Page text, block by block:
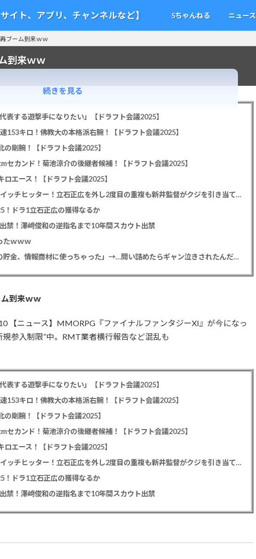
イト、アプリ、チャンネルなど】 5ちゃんねる ニュース
ブーム到来ｗｗ
到来ｗｗ
表する遊撃手になりたい」【ドラフト会議2025】
153キロ！佛教大の本格派右腕！【ドラフト会議2025】
剛腕！【ドラフト会議2025】
セカンド！菊池涼介の後継者候補！【ドラフト会議2025】
エース！【ドラフト会議2025】
カープドラ1平川蓮！187cmのスイッチヒッター！立石正広を外し2度目の重複も新井監督がクジを引き当てる！【ドラフト会議2025】
！ドラ1立石正広の獲得なるか
禁！澤﨑俊和の逆指名まで10年間スカウト出禁
たｗｗｗ
【悲報】彼女「ごめん！俺くんの貯金、情報商材に使っちゃった」→…問い詰めたらギャン泣きされたんだが俺が悪いのか？
到来ｗｗ
【ニュース】MMORPG『ファイナルファンタジーXI』が今になっ
参入制限”中。RMT業者横行報告など混乱も
続きを見る
表する遊撃手になりたい」【ドラフト会議2025】
153キロ！佛教大の本格派右腕！【ドラフト会議2025】
剛腕！【ドラフト会議2025】
セカンド！菊池涼介の後継者候補！【ドラフト会議2025】
エース！【ドラフト会議2025】
カープドラ1平川蓮！187cmのスイッチヒッター！立石正広を外し2度目の重複も新井監督がクジを引き当てる！【ドラフト会議2025】
！ドラ1立石正広の獲得なるか
禁！澤﨑俊和の逆指名まで10年間スカウト出禁